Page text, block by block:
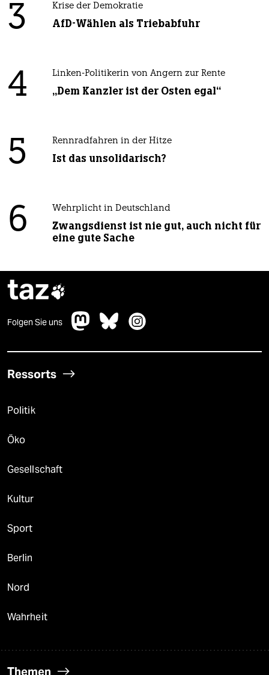
3 Krise der Demokratie
AfD-Wählen als Triebabfuhr
4 Linken-Politikerin von Angern zur Rente
„Dem Kanzler ist der Osten egal“
5 Rennradfahren in der Hitze
Ist das unsolidarisch?
6 Wehrplicht in Deutschland
Zwangsdienst ist nie gut, auch nicht für
eine gute Sache
taz
Folgen Sie uns
Ressorts
Politik
Öko
Gesellschaft
Kultur
Sport
Berlin
Nord
Wahrheit
Themen